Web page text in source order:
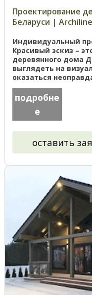
Проектирование
Беларуси | Archiline
Индивидуальный
Красивый эскиз –
деревянного дома
выглядеть на
оказаться
строительстве или
...
подробне
е
оставить